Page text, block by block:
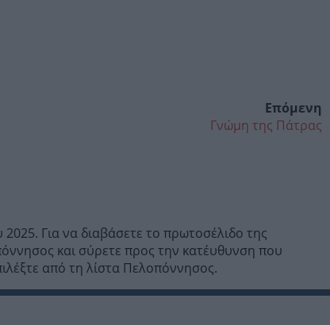
Επόμενη
Γνώμη της Πάτρας
Για να διαβάσετε το πρωτοσέλιδο της
και σύρετε προς την κατέυθυνση που
από τη λίστα Πελοπόννησος.